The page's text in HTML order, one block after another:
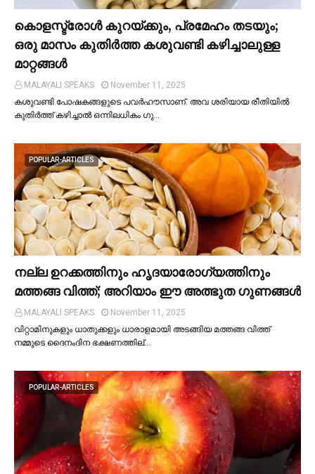
കൊളസ്ട്രോള്‍ കുറയ്ക്കും, പ്രമേഹം തടയും;
ഒരു മാസം കുതിര്‍ത്ത കശുവണ്ടി കഴിച്ചാലുള്ള
മാറ്റങ്ങള്‍
MALAYALI SPEAKS
November 11, 2025
കശുവണ്ടി പോഷകങ്ങളുടെ പവർഹൗസാണ്. അവ ശരിയായ രീതിയില്‍
കുതിർത്ത് കഴിച്ചാല്‍ ഒന്നിലധികം ഗു…
POPULAR-ARTICLES
നല്ല ഉറക്കത്തിനും ഹൃദയാരോഗ്യത്തിനും
മത്തങ്ങ വിത്ത്; അറിയാം ഈ അത്ഭുത ഗുണങ്ങള്‍
MALAYALI SPEAKS
November 11, 2025
വിറ്റാമിനുകളും ധാതുക്കളും ധാരാളമായി അടങ്ങിയ മത്തങ്ങ വിത്ത്
നമ്മുടെ ദൈനംദിന ഭക്ഷണത്തില്…
POPULAR-ARTICLES